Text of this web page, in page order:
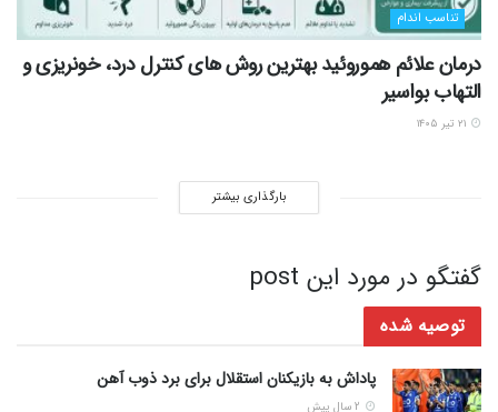
تناسب اندام
درمان علائم هموروئید بهترین روش های کنترل درد، خونریزی و
التهاب بواسیر
بارگذاری بیشتر
گفتگو در مورد این post
توصیه شده
پاداش به بازیکنان استقلال برای برد ذوب آهن